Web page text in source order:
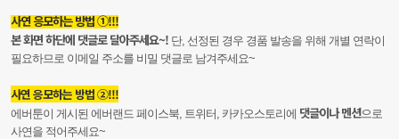
사연 응모하는 방법 ①!!!
본 화면 하단에 댓글로 달아주세요~! 단, 선정된 경우 경품 발송을 위해 개별 연락이
필요하므로 이메일 주소를 비밀 댓글로 남겨주세요~
사연 응모하는 방법 ②!!!
에버툰이 게시된 에버랜드 페이스북, 트위터, 카카오스토리에 댓글이나 멘션으로
사연을 적어주세요~